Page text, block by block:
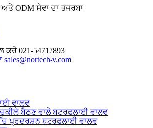
ਅਤੇ ODM ਸੇਵਾ ਦਾ ਤਜਰਬਾ
ਕਰੋ 021-54717893
sales@nortech-v.com
ਵਾਲਵ
ਬੈਠਣ ਵਾਲੇ ਬਟਰਫਲਾਈ ਵਾਲਵ
ਪ੍ਰਦਰਸ਼ਨ ਬਟਰਫਲਾਈ ਵਾਲਵ